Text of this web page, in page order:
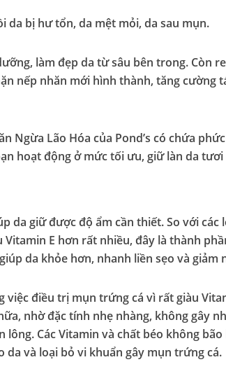
da bị hư tổn, da mệt mỏi, da sau mụn.
làm đẹp da từ sâu bên trong. Còn
nếp nhăn mới hình thành, tăng cường
Ngừa Lão Hóa của Pond’s có chứa
hoạt động ở mức tối ưu, giữ làn da
da giữ được độ ẩm cần thiết. So với các
E hơn rất nhiều, đây là thành
da khỏe hơn, nhanh liền sẹo và giảm
điều trị mụn trứng cá vì rất giàu
nhờ đặc tính nhẹ nhàng, không gây
Các Vitamin và chất béo không
và loại bỏ vi khuẩn gây mụn trứng cá.